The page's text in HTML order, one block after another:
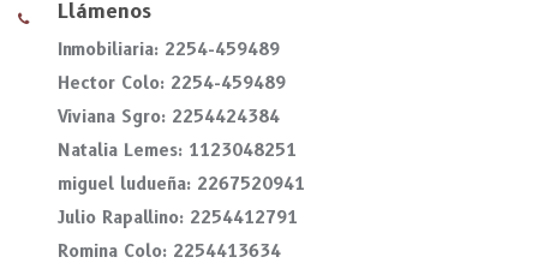
Llámenos
Inmobiliaria: 2254-459489
Hector Colo: 2254-459489
Viviana Sgro: 2254424384
Natalia Lemes: 1123048251
miguel ludueña: 2267520941
Julio Rapallino: 2254412791
Romina Colo: 2254413634